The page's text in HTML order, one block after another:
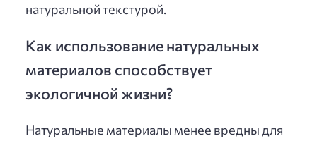
натуральной текстурой.
Как использование натуральных
материалов способствует
экологичной жизни?
Натуральные материалы менее вредны для